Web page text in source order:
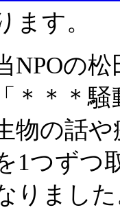
ます。
NPOの
＊＊＊
物の話
1つずつ
りまし